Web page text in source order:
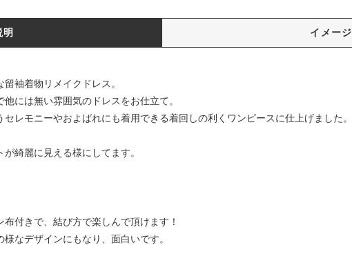
イメージ
袖着物リメイクドレス。
には無い雰囲気のドレスをお仕立て。
レモニーやおよばれにも着用できる着回しの利くワンピースに仕上げました。
綺麗に見える様にしてます。
付きで、結び方で楽しんで頂けます！
なデザインにもなり、面白いです。